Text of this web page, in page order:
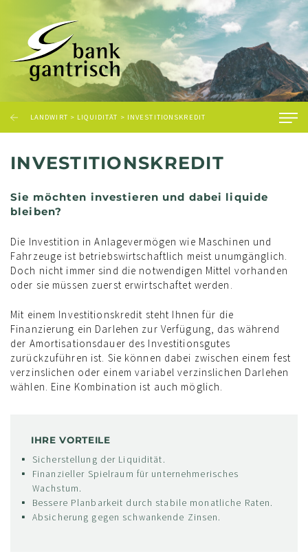
LANDWIRT > LIQUIDITÄT > INVESTITIONSKREDIT
INVESTITIONSKREDIT
Sie möchten investieren und dabei liquide
bleiben?
Die Investition in Anlagevermögen wie Maschinen und
Fahrzeuge ist betriebswirtschaftlich meist unumgänglich.
Doch nicht immer sind die notwendigen Mittel vorhanden
oder sie müssen zuerst erwirtschaftet werden.
Mit einem Investitionskredit steht Ihnen für die
Finanzierung ein Darlehen zur Verfügung, das während
der Amortisationsdauer des Investitionsgutes
zurückzuführen ist. Sie können dabei zwischen einem fest
verzinslichen oder einem variabel verzinslichen Darlehen
wählen. Eine Kombination ist auch möglich.
IHRE VORTEILE
Sicherstellung der Liquidität.
Finanzieller Spielraum für unternehmerisches
Wachstum.
Bessere Planbarkeit durch stabile monatliche Raten.
Absicherung gegen schwankende Zinsen.